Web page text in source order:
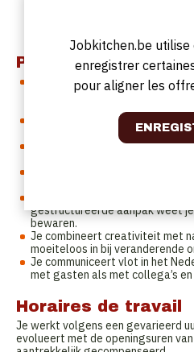
Profil
Je beschikt over minstens drie
aansturen van een team binnen
Je bent een natuurlijke leider:
betrokken met een sterk
Je beschikt over het
gestructureerde aanpak weet
bewaren.
Je combineert creativiteit met
moeiteloos in bij veranderende
Je communiceert vlot in het
met gasten als met collega’s
Horaires de travail
Je werkt volgens een gevarieerd
evolueert met de openingsuren
Jobkitchen.be utilise
enregistrer
pour aligner les